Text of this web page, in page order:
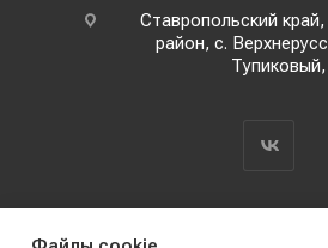
Ставропольский
район, с.